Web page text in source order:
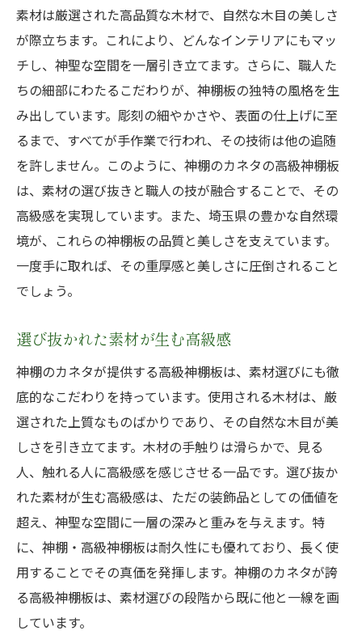
素材は厳選された高品質な木材で、自然な木目の美しさ
が際立ちます。これにより、どんなインテリアにもマッ
チし、神聖な空間を一層引き立てます。さらに、職人た
ちの細部にわたるこだわりが、神棚板の独特の風格を生
み出しています。彫刻の細やかさや、表面の仕上げに至
るまで、すべてが手作業で行われ、その技術は他の追随
を許しません。このように、神棚のカネタの高級神棚板
は、素材の選び抜きと職人の技が融合することで、その
高級感を実現しています。また、埼玉県の豊かな自然環
境が、これらの神棚板の品質と美しさを支えています。
一度手に取れば、その重厚感と美しさに圧倒されること
でしょう。
選び抜かれた素材が生む高級感
神棚のカネタが提供する高級神棚板は、素材選びにも徹
底的なこだわりを持っています。使用される木材は、厳
選された上質なものばかりであり、その自然な木目が美
しさを引き立てます。木材の手触りは滑らかで、見る
人、触れる人に高級感を感じさせる一品です。選び抜か
れた素材が生む高級感は、ただの装飾品としての価値を
超え、神聖な空間に一層の深みと重みを与えます。特
に、神棚・高級神棚板は耐久性にも優れており、長く使
用することでその真価を発揮します。神棚のカネタが誇
る高級神棚板は、素材選びの段階から既に他と一線を画
しています。